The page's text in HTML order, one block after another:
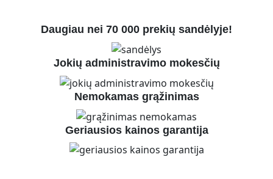
Daugiau nei 70 000 prekių sandėlyje!
Jokių administravimo mokesčių
Nemokamas grąžinimas
Geriausios kainos garantija